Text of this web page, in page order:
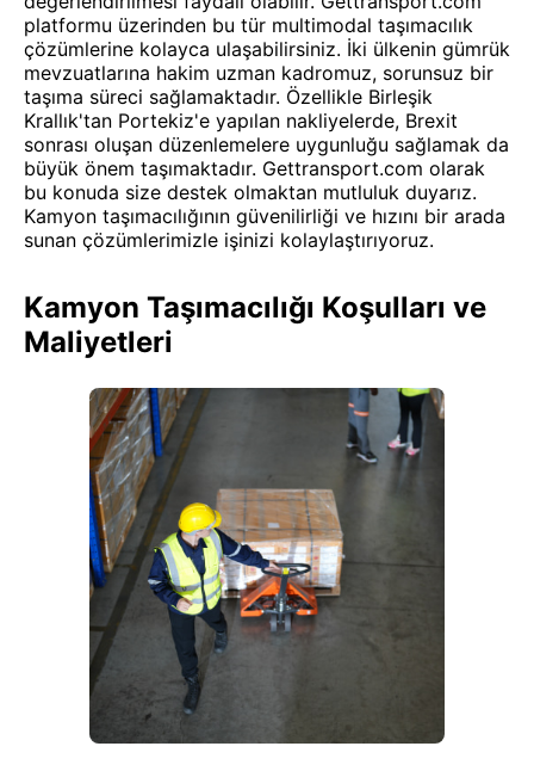
platformu üzerinden bu tür multimodal taşımacılık
çözümlerine kolayca ulaşabilirsiniz. İki ülkenin gümrük
mevzuatlarına hakim uzman kadromuz, sorunsuz bir
taşıma süreci sağlamaktadır. Özellikle Birleşik
Krallık'tan Portekiz'e yapılan nakliyelerde, Brexit
sonrası oluşan düzenlemelere uygunluğu sağlamak da
büyük önem taşımaktadır. Gettransport.com olarak
bu konuda size destek olmaktan mutluluk duyarız.
Kamyon taşımacılığının güvenilirliği ve hızını bir arada
sunan çözümlerimizle işinizi kolaylaştırıyoruz.
Kamyon Taşımacılığı Koşulları ve
Maliyetleri